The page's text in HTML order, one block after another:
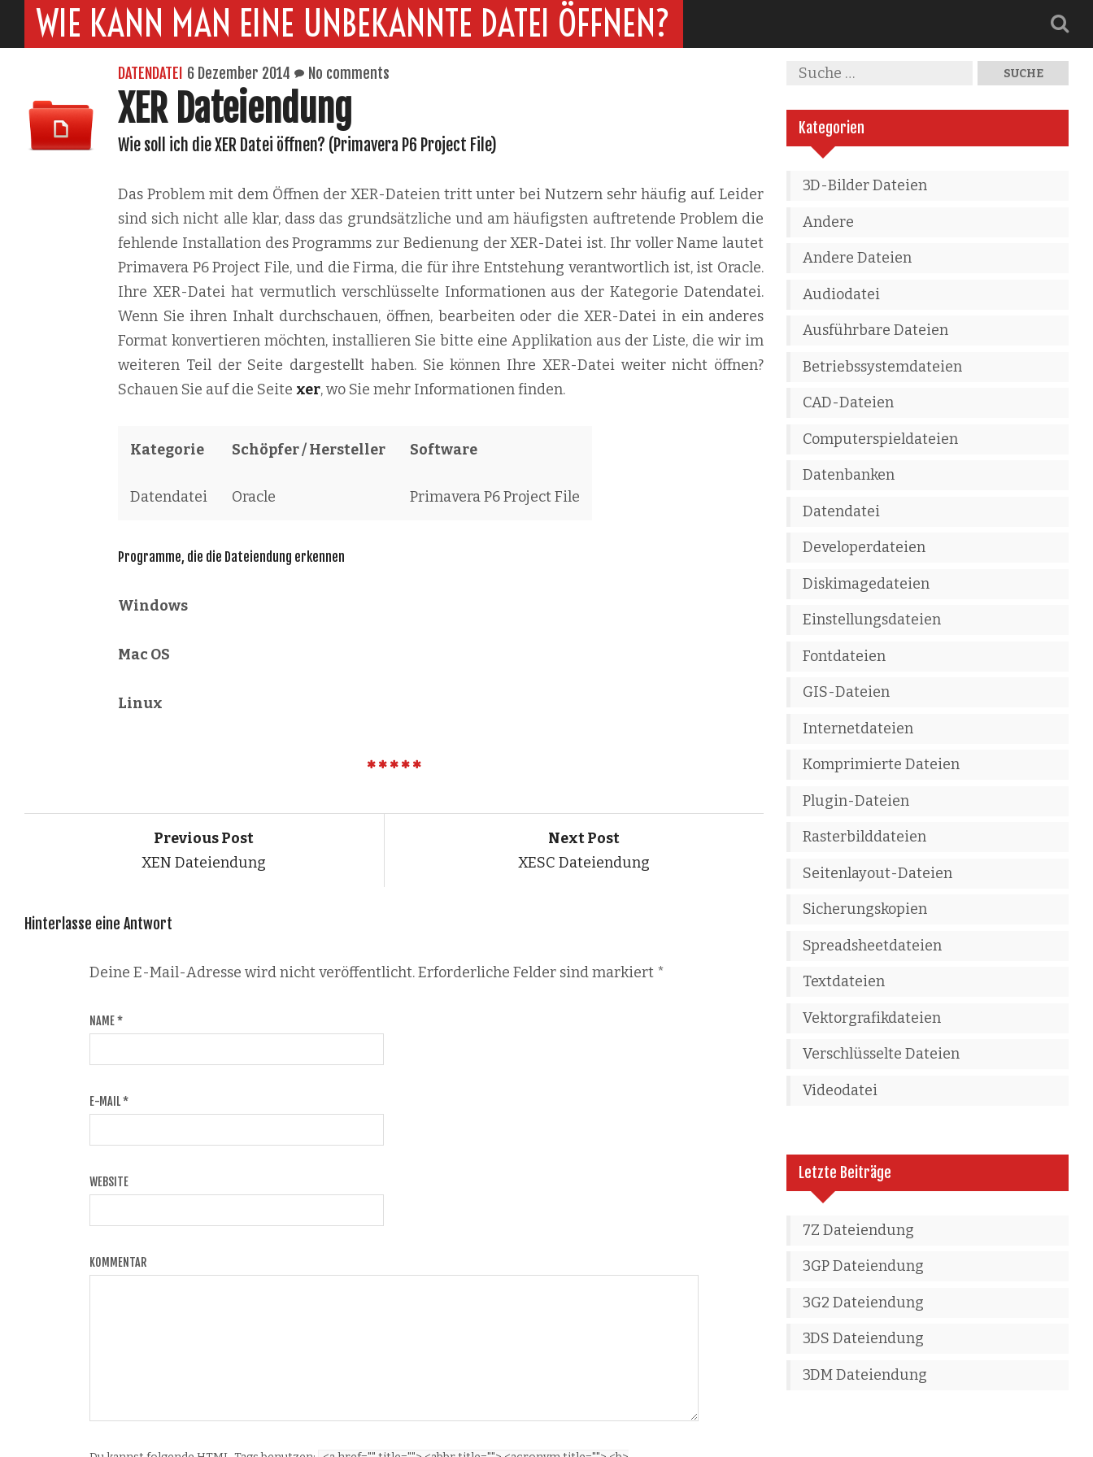
WIE KANN MAN EINE UNBEKANNTE DATEI ÖFFNEN?
DATENDATEI 6 Dezember 2014 No comments
XER Dateiendung
Wie soll ich die XER Datei öffnen? (Primavera P6 Project File)
Das Problem mit dem Öffnen der XER-Dateien tritt unter bei Nutzern sehr häufig auf. Leider
sind sich nicht alle klar, dass das grundsätzliche und am häufigsten auftretende Problem die
fehlende Installation des Programms zur Bedienung der XER-Datei ist. Ihr voller Name lautet
Primavera P6 Project File, und die Firma, die für ihre Entstehung verantwortlich ist, ist Oracle.
Ihre XER-Datei hat vermutlich verschlüsselte Informationen aus der Kategorie Datendatei.
Wenn Sie ihren Inhalt durchschauen, öffnen, bearbeiten oder die XER-Datei in ein anderes
Format konvertieren möchten, installieren Sie bitte eine Applikation aus der Liste, die wir im
weiteren Teil der Seite dargestellt haben. Sie können Ihre XER-Datei weiter nicht öffnen?
Schauen Sie auf die Seite xer, wo Sie mehr Informationen finden.
Kategorie Schöpfer / Hersteller Software
Datendatei Oracle Primavera P6 Project File
Programme, die die Dateiendung erkennen
Windows
Mac OS
Linux
Previous Post
XEN Dateiendung
Next Post
XESC Dateiendung
Hinterlasse eine Antwort
Deine E-Mail-Adresse wird nicht veröffentlicht. Erforderliche Felder sind markiert *
NAME*
E-MAIL*
WEBSITE
KOMMENTAR
Kategorien
3D-Bilder Dateien
Andere
Andere Dateien
Audiodatei
Ausführbare Dateien
Betriebssystemdateien
CAD-Dateien
Computerspieldateien
Datenbanken
Datendatei
Developerdateien
Diskimagedateien
Einstellungsdateien
Fontdateien
GIS-Dateien
Internetdateien
Komprimierte Dateien
Plugin-Dateien
Rasterbilddateien
Seitenlayout-Dateien
Sicherungskopien
Spreadsheetdateien
Textdateien
Vektorgrafikdateien
Verschlüsselte Dateien
Videodatei
Letzte Beiträge
7Z Dateiendung
3GP Dateiendung
3G2 Dateiendung
3DS Dateiendung
3DM Dateiendung